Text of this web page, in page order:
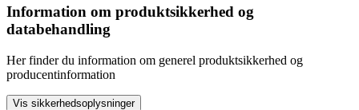
Information om produktsikkerhed og
databehandling
Her finder du information om generel produktsikkerhed og
producentinformation
Vis sikkerhedsoplysninger